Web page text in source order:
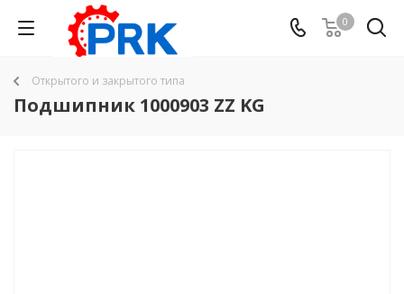
0
Открытого и закрытого типа
Подшипник 1000903 ZZ KG